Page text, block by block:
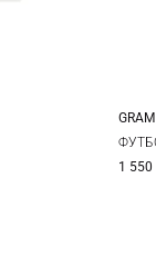
S
1 550